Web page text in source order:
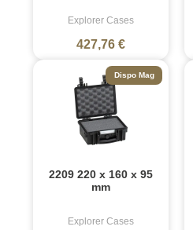
Explorer Cases
427,76 €
2209 220 x 160 x 95
mm
Explorer Cases
Dispo Mag